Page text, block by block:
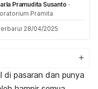
Pramudita Susanto ·
Pramita
28/04/2025
di pasaran dan punya